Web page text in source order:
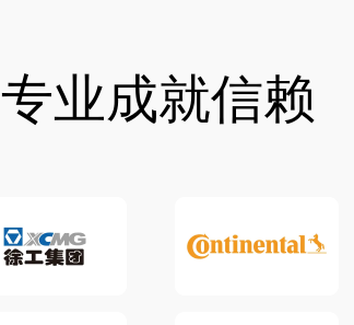
专业成就信赖